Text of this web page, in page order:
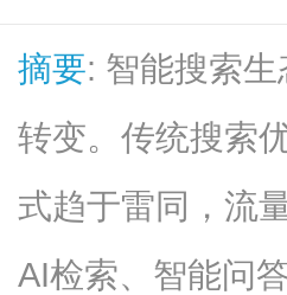
摘要: 智能搜索
转变。传统搜索
式趋于雷同，流
AI检索、智能问